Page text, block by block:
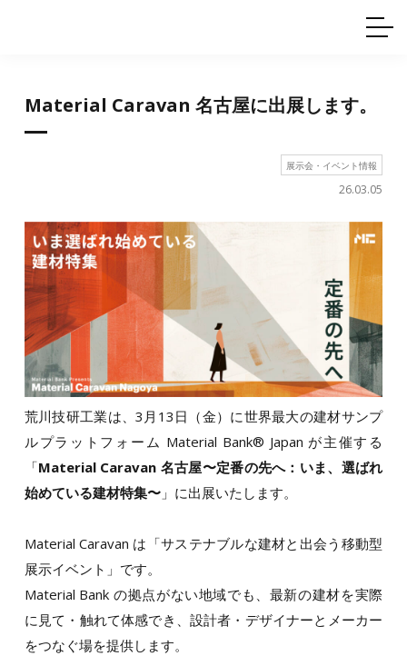
使用例
技術サポート
取扱方法・注意事項
Material Caravan 名古屋に出展します。
展示会・イベント情報
26.03.05
荒川技研工業は、3月13日（金）に世界最大の建材サンプ
ルプラットフォーム Material Bank® Japan が主催する
「Material Caravan 名古屋〜定番の先へ：いま、選ばれ
始めている建材特集〜」に出展いたします。
Material Caravan は「サステナブルな建材と出会う移動型
展示イベント」です。
Material Bank の拠点がない地域でも、最新の建材を実際
に見て・触れて体感でき、設計者・デザイナーとメーカー
をつなぐ場を提供します。